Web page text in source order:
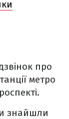
про
метро
знайшли